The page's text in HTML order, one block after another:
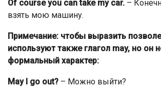
Of course you can take my car. –
взять мою машину.
Примечание: чтобы выразить
используют также глагол may, но он
формальный характер:
May I go out? – Можно выйти?